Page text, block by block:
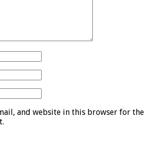
and website in this browser for the